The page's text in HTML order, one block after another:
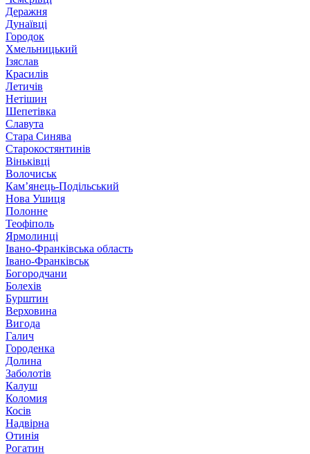
Деражня
Дунаївці
Городок
Хмельницький
Ізяслав
Красилів
Летичів
Нетішин
Шепетівка
Славута
Стара Синява
Старокостянтинів
Віньківці
Волочиськ
Кам’янець-Подільський
Нова Ушиця
Полонне
Теофіполь
Ярмолинці
Івано-Франківська область
Івано-Франківськ
Богородчани
Болехів
Бурштин
Верховина
Вигода
Галич
Городенка
Долина
Заболотів
Калуш
Коломия
Косів
Надвірна
Отинія
Рогатин